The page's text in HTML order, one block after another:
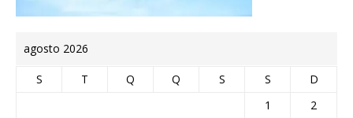
agosto 2026
S T Q Q S S
D
1
2